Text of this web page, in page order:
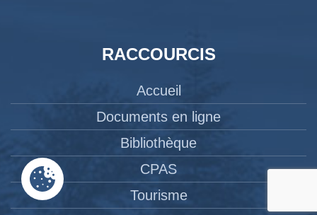
RACCOURCIS
Accueil
Documents en ligne
Bibliothèque
CPAS
Tourisme